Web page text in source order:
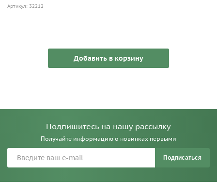
Артикул: 32212
Добавить в корзину
Подпишитесь на нашу рассылку
Получайте информацию о новинках первыми
Подписаться